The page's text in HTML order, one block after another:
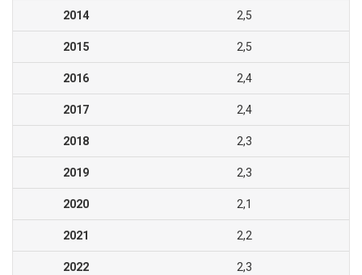
2014 2,5
2015 2,5
2016 2,4
2017 2,4
2018 2,3
2019 2,3
2020 2,1
2021 2,2
2022 2,3